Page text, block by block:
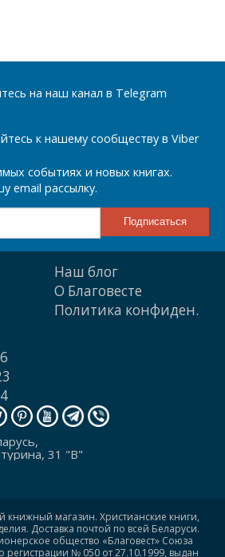
на наш канал в Telegram
к нашему сообществу в Viber
событиях и новых книгах.
email рассылку.
Наш блог
О Благовесте
Политика конфиден.
31 "В"
книжный магазин. Христианские книги,
Доставка почтой по всей Беларуси.
общество «Благовест» Союза
регистрации № 050 от 27.10.1999, выдан